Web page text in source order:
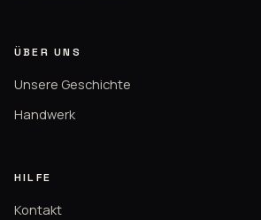
ÜBER UNS
Unsere Geschichte
Handwerk
HILFE
Kontakt